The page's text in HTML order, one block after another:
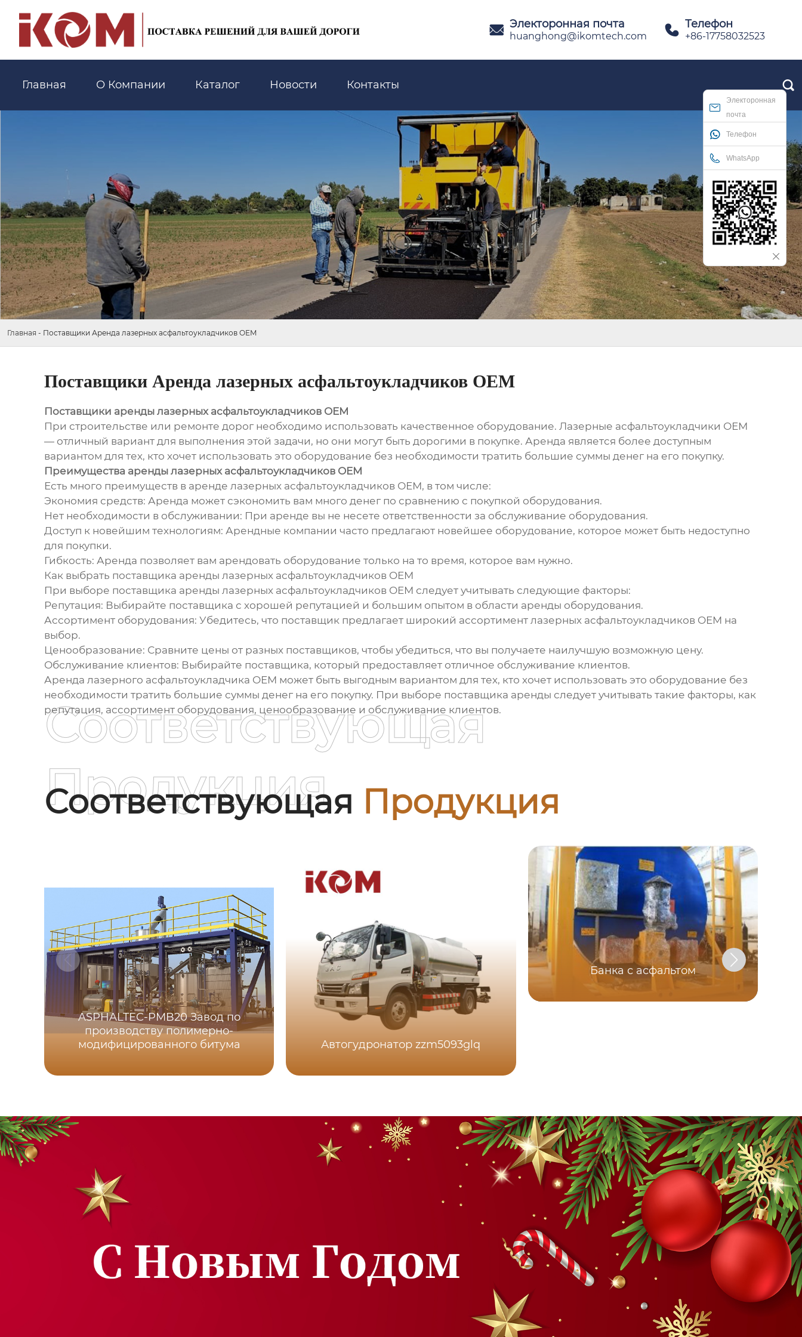
 Электоронная почта
huanghong@ikomtech.com  Телефон
+86-17758032523
Главная О Компании Каталог Новости Контакты 
Электоронная
почта
Телефон
WhatsApp
Главная - Поставщики Аренда лазерных асфальтоукладчиков OEM
Поставщики Аренда лазерных асфальтоукладчиков OEM
Поставщики аренды лазерных асфальтоукладчиков OEM
При строительстве или ремонте дорог необходимо использовать качественное оборудование. Лазерные асфальтоукладчики ОЕМ
— отличный вариант для выполнения этой задачи, но они могут быть дорогими в покупке. Аренда является более доступным
вариантом для тех, кто хочет использовать это оборудование без необходимости тратить большие суммы денег на его покупку.
Преимущества аренды лазерных асфальтоукладчиков OEM
Есть много преимуществ в аренде лазерных асфальтоукладчиков ОЕМ, в том числе:
Экономия средств: Аренда может сэкономить вам много денег по сравнению с покупкой оборудования.
Нет необходимости в обслуживании: При аренде вы не несете ответственности за обслуживание оборудования.
Доступ к новейшим технологиям: Арендные компании часто предлагают новейшее оборудование, которое может быть недоступно
для покупки.
Гибкость: Аренда позволяет вам арендовать оборудование только на то время, которое вам нужно.
Как выбрать поставщика аренды лазерных асфальтоукладчиков OEM
При выборе поставщика аренды лазерных асфальтоукладчиков OEM следует учитывать следующие факторы:
Репутация: Выбирайте поставщика с хорошей репутацией и большим опытом в области аренды оборудования.
Ассортимент оборудования: Убедитесь, что поставщик предлагает широкий ассортимент лазерных асфальтоукладчиков OEM на
выбор.
Ценообразование: Сравните цены от разных поставщиков, чтобы убедиться, что вы получаете наилучшую возможную цену.
Обслуживание клиентов: Выбирайте поставщика, который предоставляет отличное обслуживание клиентов.
Аренда лазерного асфальтоукладчика OEM может быть выгодным вариантом для тех, кто хочет использовать это оборудование без
необходимости тратить большие суммы денег на его покупку. При выборе поставщика аренды следует учитывать такие факторы, как
репутация, ассортимент оборудования, ценообразование и обслуживание клиентов.
Соответствующая Продукция
Соответствующая
Продукция
ASPHALTEC-PMB20 Завод по
производству полимерно-
модифицированного битума
Автогудронатор zzm5093glq
Банка с асфальтом